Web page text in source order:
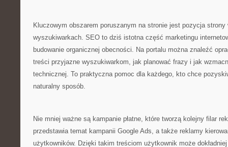
Kluczowym obszarem poruszanym na stronie jest pozycja strony
wyszukiwarkach. SEO to dziś istotna część marketingu
budowanie organicznej obecności. Na portalu można znaleźć
treści przyjazne wyszukiwarkom, jak planować frazy i jak
technicznej. To praktyczna pomoc dla każdego, kto chce
naturalny sposób.
Nie mniej ważne są kampanie płatne, które tworzą kolejny filar
przedstawia temat kampanii Google Ads, a także reklamy
użytkowników. Dzięki takim treściom użytkownik może